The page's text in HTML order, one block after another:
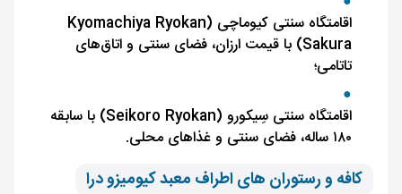
اقامتگاه سنتی کیوماچی (Kyomachiya Ryokan
Sakura) با قیمت ارزان، فضای سنتی و اتاق‌های
تاتامی؛
اقامتگاه سنتی سِیکورو (Seikoro Ryokan) با سابقه
۱۸۰ ساله، فضای سنتی و غذاهای محلی.
کافه و رستوران های اطراف معبد کیومیزو درا